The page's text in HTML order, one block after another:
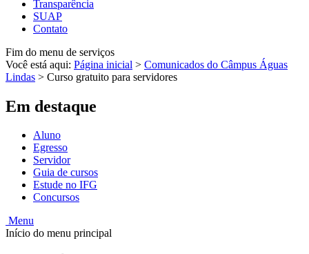
Transparência
SUAP
Contato
Fim do menu de serviços
Você está aqui: Página inicial > Comunicados do Câmpus Águas
Lindas > Curso gratuito para servidores
Em destaque
Aluno
Egresso
Servidor
Guia de cursos
Estude no IFG
Concursos
Menu
Início do menu principal